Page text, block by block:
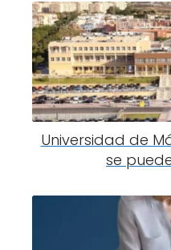
Universidad de
se